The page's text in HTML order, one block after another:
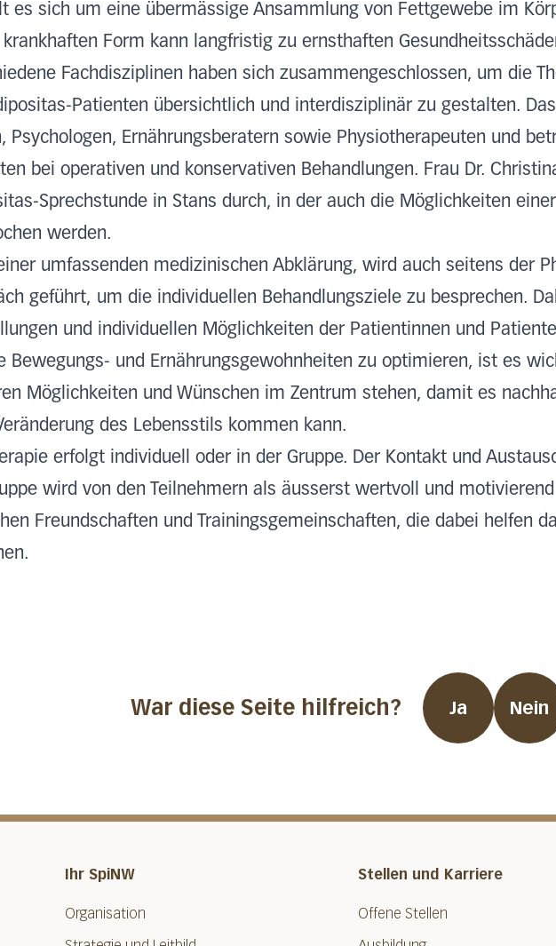
es sich um eine übermässige Ansammlung von Fettgewebe im
Form kann langfristig zu ernsthaften
Fachdisziplinen haben sich zusammengeschlossen, um die
Patienten übersichtlich und interdisziplinär zu gestalten.
Psychologen, Ernährungsberatern sowie Physiotherapeuten und
bei operativen und konservativen Behandlungen. Frau Dr.
Sprechstunde in Stans durch, in der auch die Möglichkeiten
werden.
umfassenden medizinischen Abklärung, wird auch seitens der
geführt, um die individuellen Behandlungsziele zu besprechen.
und individuellen Möglichkeiten der Patientinnen und
Bewegungs- und Ernährungsgewohnheiten zu optimieren, ist es
Möglichkeiten und Wünschen im Zentrum stehen, damit es
des Lebensstils kommen kann.
erfolgt individuell oder in der Gruppe. Der Kontakt und
wird von den Teilnehmern als äusserst wertvoll und
Freundschaften und Trainingsgemeinschaften, die dabei helfen
War diese Seite hilfreich? Ja Nein
Ihr SpiNW
Organisation
Stellen und Karriere
Offene Stellen